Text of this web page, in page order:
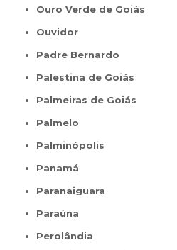
Ouro Verde de Goiás
Ouvidor
Padre Bernardo
Palestina de Goiás
Palmeiras de Goiás
Palmelo
Palminópolis
Panamá
Paranaiguara
Paraúna
Perolândia